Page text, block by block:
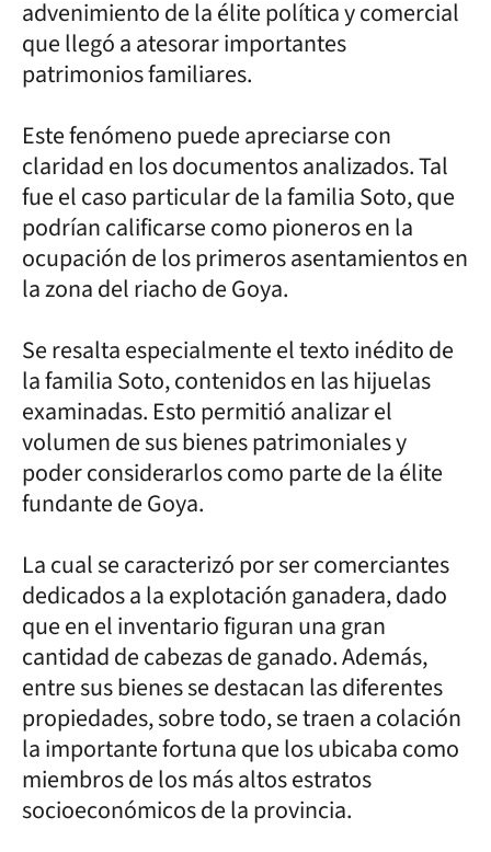
advenimiento de la élite política y comercial
que llegó a atesorar importantes
patrimonios familiares.
Este fenómeno puede apreciarse con
claridad en los documentos analizados. Tal
fue el caso particular de la familia Soto, que
podrían calificarse como pioneros en la
ocupación de los primeros asentamientos en
la zona del riacho de Goya.
Se resalta especialmente el texto inédito de
la familia Soto, contenidos en las hijuelas
examinadas. Esto permitió analizar el
volumen de sus bienes patrimoniales y
poder considerarlos como parte de la élite
fundante de Goya.
La cual se caracterizó por ser comerciantes
dedicados a la explotación ganadera, dado
que en el inventario figuran una gran
cantidad de cabezas de ganado. Además,
entre sus bienes se destacan las diferentes
propiedades, sobre todo, se traen a colación
la importante fortuna que los ubicaba como
miembros de los más altos estratos
socioeconómicos de la provincia.